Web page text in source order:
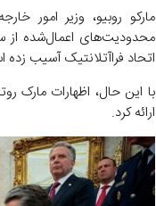
مارکو روبیو، وزیر امور
محدودیت‌های اعمال‌شده از
اتحاد فراآتلانتیک آسیب
با این حال، اظهارات مارک
ارائه کرد.